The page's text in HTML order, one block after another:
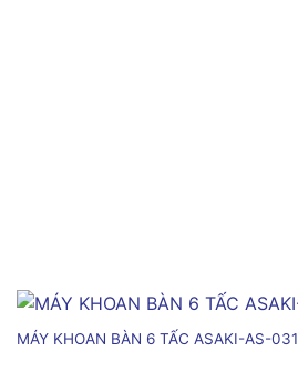
MÁY KHOAN BÀN 6 TẤC ASAKI-AS-031